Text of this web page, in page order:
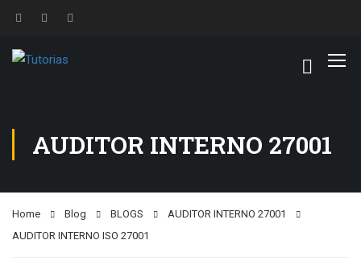
AUDITOR INTERNO 27001
Home Blog BLOGS
AUDITOR INTERNO 27001
AUDITOR INTERNO ISO 27001